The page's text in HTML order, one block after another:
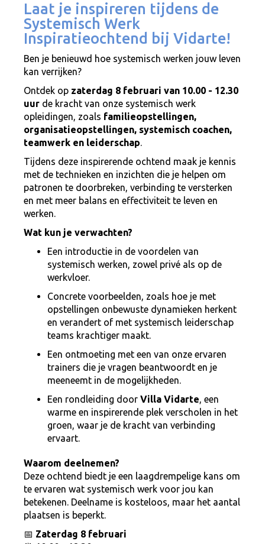
Laat je inspireren tijdens de
Systemisch Werk
Inspiratieochtend bij Vidarte!
Ben je benieuwd hoe systemisch werken jouw leven
kan verrijken?
Ontdek op zaterdag 8 februari van 10.00 - 12.30
uur de kracht van onze systemisch werk
opleidingen, zoals familieopstellingen,
organisatieopstellingen, systemisch coachen,
teamwerk en leiderschap.
Tijdens deze inspirerende ochtend maak je kennis
met de technieken en inzichten die je helpen om
patronen te doorbreken, verbinding te versterken
en met meer balans en effectiviteit te leven en
werken.
Wat kun je verwachten?
Een introductie in de voordelen van
systemisch werken, zowel privé als op de
werkvloer.
Concrete voorbeelden, zoals hoe je met
opstellingen onbewuste dynamieken herkent
en verandert of met systemisch leiderschap
teams krachtiger maakt.
Een ontmoeting met een van onze ervaren
trainers die je vragen beantwoordt en je
meeneemt in de mogelijkheden.
Een rondleiding door Villa Vidarte, een
warme en inspirerende plek verscholen in het
groen, waar je de kracht van verbinding
ervaart.
Waarom deelnemen?
Deze ochtend biedt je een laagdrempelige kans om
te ervaren wat systemisch werk voor jou kan
betekenen. Deelname is kosteloos, maar het aantal
plaatsen is beperkt.
📅 Zaterdag 8 februari